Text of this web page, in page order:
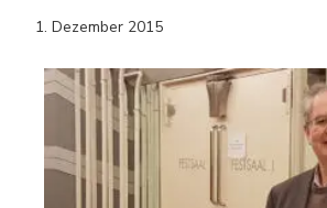
1. Dezember 2015